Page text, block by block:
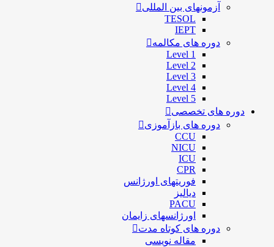
آزمونهای بین المللی
TESOL
IEPT
دوره های مکالمه
Level 1
Level 2
Level 3
Level 4
Level 5
دوره های تخصصی
دوره های بازآموزی
CCU
NICU
ICU
CPR
فوریتهای اورژانس
دیالیز
PACU
اورژانسهای زایمان
دوره های کوتاه مدت
مقاله نویسی